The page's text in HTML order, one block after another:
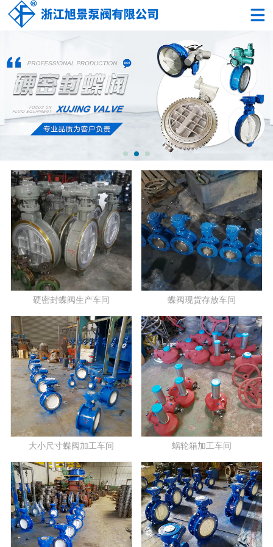
硬密封蝶阀生产车间 蝶阀现货存放车间
大小尺寸蝶阀加工车间 蜗轮箱加工车间